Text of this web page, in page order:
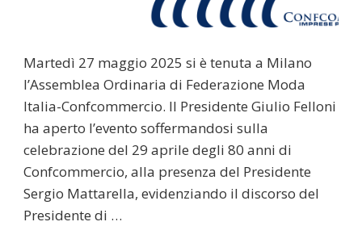
Martedì 27 maggio 2025 si è tenuta a Milano
l’Assemblea Ordinaria di Federazione Moda
Italia-Confcommercio. Il Presidente Giulio Felloni
ha aperto l’evento soffermandosi sulla
celebrazione del 29 aprile degli 80 anni di
Confcommercio, alla presenza del Presidente
Sergio Mattarella, evidenziando il discorso del
Presidente di …